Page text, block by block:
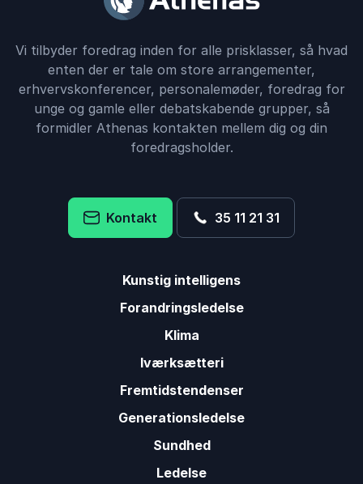
Vi tilbyder foredrag inden for alle prisklasser, så hvad
enten der er tale om store arrangementer,
erhvervskonferencer, personalemøder, foredrag for
unge og gamle eller debatskabende grupper, så
formidler Athenas kontakten mellem dig og din
foredragsholder.
Kontakt 35 11 21 31
Kunstig intelligens
Forandringsledelse
Klima
Iværksætteri
Fremtidstendenser
Generationsledelse
Sundhed
Ledelse